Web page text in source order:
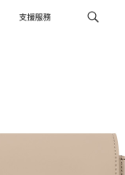
支援服務